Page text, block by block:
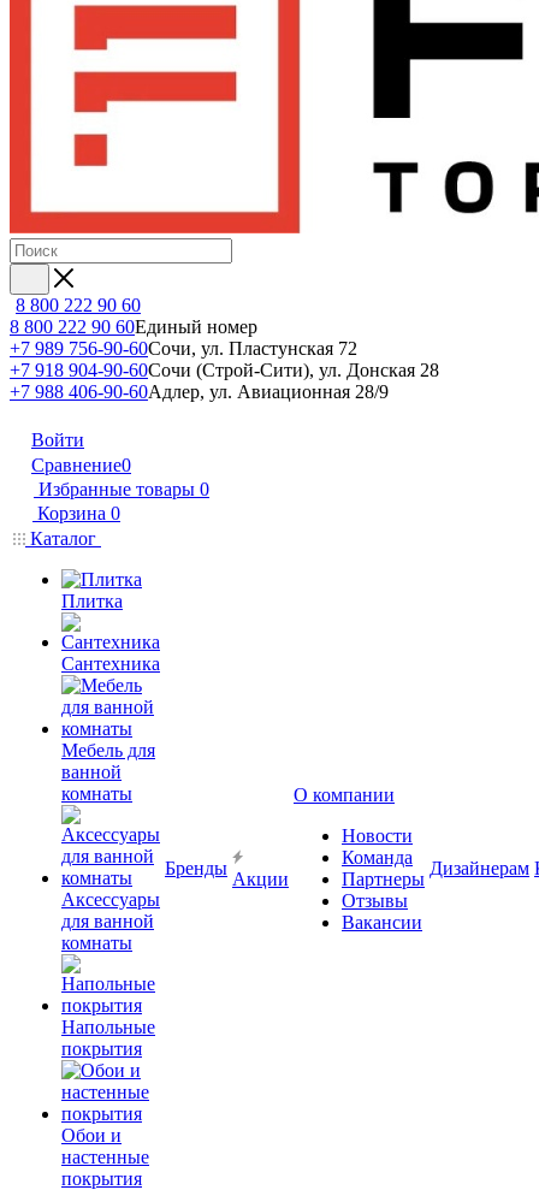
8 800 222 90 60
8 800 222 90 60Единый номер
+7 989 756-90-60Сочи, ул. Пластунская 72
+7 918 904-90-60Сочи (Строй-Сити), ул. Донская 28
+7 988 406-90-60Адлер, ул. Авиационная 28/9
Войти
Сравнение0
Избранные товары 0
Корзина 0
Каталог
Плитка
Сантехника
Мебель для
ванной
комнаты
Аксессуары
для ванной
комнаты
Напольные
покрытия
Обои и
настенные
покрытия
Бренды
Акции
О компании
Новости
Команда
Партнеры
Отзывы
Вакансии
Дизайнерам